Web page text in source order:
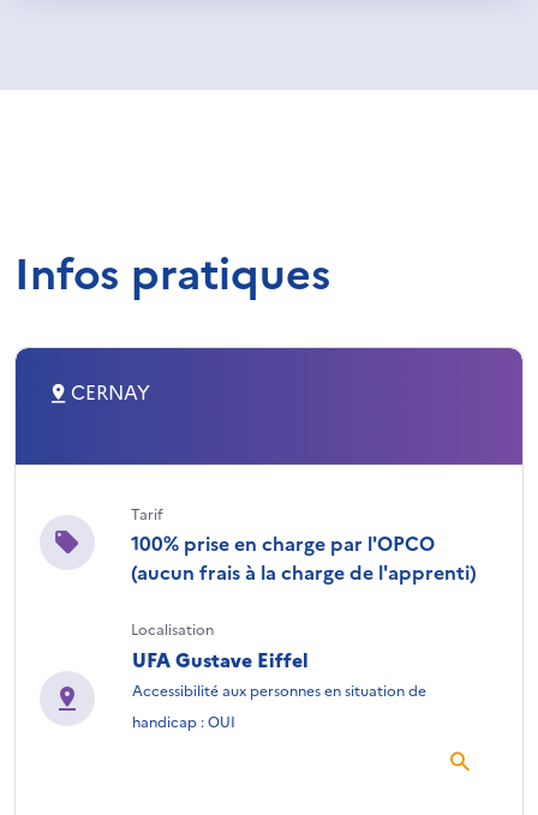
Infos pratiques
CERNAY
Tarif
100% prise en charge par l'OPCO
(aucun frais à la charge de l'apprenti)
Localisation
UFA Gustave Eiffel
Accessibilité aux personnes en situation de
handicap : OUI